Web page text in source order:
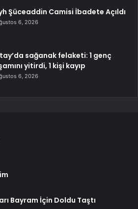
Şüceaddin Camisi İbadete Açıldı
6, 2026
sağanak felaketi: 1 genç
yitirdi, 1 kişi kayıp
6, 2026
Bayram İçin Doldu Taştı